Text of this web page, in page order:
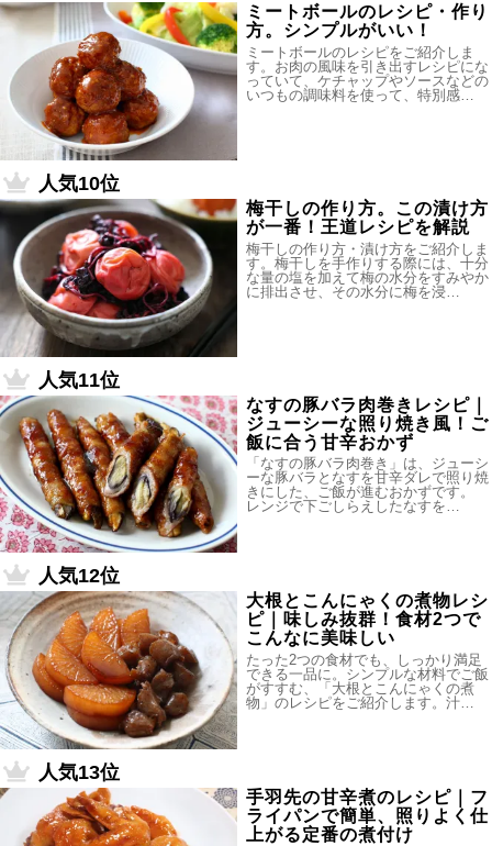
ミートボールのレシピ・作り
方。シンプルがいい！
ミートボールのレシピをご紹介しま
す。お肉の風味を引き出すレシピにな
っていて、ケチャップやソースなどの
いつもの調味料を使って、特別感…
人気10位
梅干しの作り方。この漬け方
が一番！王道レシピを解説
梅干しの作り方・漬け方をご紹介しま
す。梅干しを手作りする際には、十分
な量の塩を加えて梅の水分をすみやか
に排出させ、その水分に梅を浸…
人気11位
なすの豚バラ肉巻きレシピ｜
ジューシーな照り焼き風！ご
飯に合う甘辛おかず
「なすの豚バラ肉巻き」は、ジューシ
ーな豚バラとなすを甘辛ダレで照り焼
きにした、ご飯が進むおかずです。
レンジで下ごしらえしたなすを…
人気12位
大根とこんにゃくの煮物レシ
ピ｜味しみ抜群！食材2つで
こんなに美味しい
たった2つの食材でも、しっかり満足
できる一品に。シンプルな材料でご飯
がすすむ、「大根とこんにゃくの煮
物」のレシピをご紹介します。汁…
人気13位
手羽先の甘辛煮のレシピ｜フ
ライパンで簡単、照りよく仕
上がる定番の煮付け